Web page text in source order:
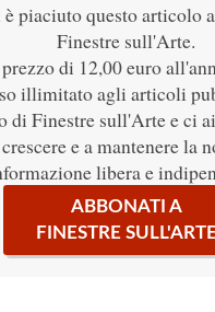
è piaciuto questo articolo
Finestre sull'Arte.
di 12,00 euro
illimitato agli articoli
di Finestre sull'Arte e ci
crescere e a mantenere la
libera e
ABBONATI A
FINESTRE